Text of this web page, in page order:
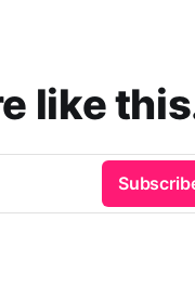
like